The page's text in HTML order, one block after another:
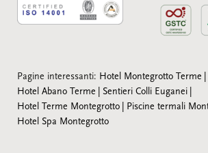
Pagine interessanti: Hotel Montegrotto Terme
Hotel Abano Terme
Sentieri Colli Euganei
Hotel Terme Montegrotto
Piscine termali
Hotel Spa Montegrotto